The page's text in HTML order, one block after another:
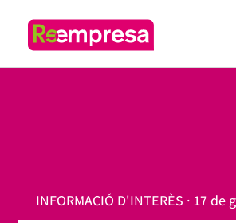
INFORMACIÓ D'INTERÈS · 17 de